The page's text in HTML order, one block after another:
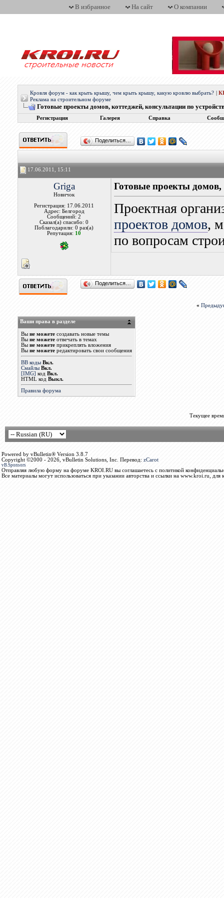
В избранное На сайт О компании
Кровля форум - как крыть крышу, чем крыть крышу, какую кровлю выбрать?
Реклама на строительном форуме
Готовые проекты домов, коттеджей, консультации по
Регистрация Галерея Справка
Поделиться…
17.06.2011, 15:11
Griga
Новичок
Регистрация: 17.06.2011
Адрес: Белгород
Сообщений: 2
Сказал(а) спасибо: 0
Поблагодарили: 0 раз(а)
Репутация: 10
Готовые проекты домов,
Проектная
проектов домов,
по вопросам
Поделиться…
«
Ваши права в разделе
Вы не можетесоздавать новые темы
Вы не можетеотвечать в темах
Вы не можетеприкреплять вложения
Вы не можетередактировать свои сообщения
BB коды Вкл.
Смайлы Вкл.
[IMG] код Вкл.
HTML код Выкл.
Правила форума
Текущее
Powered by vBulletin® Version 3.8.7
Copyright ©2000 - 2026, vBulletin Solutions, Inc. Перевод: zCarot
vB.Sponsors
Отправляя любую форму на форуме KROI.RU вы соглашаетесь с политикой
Все материалы могут использоваться при указании авторства и ссылки на www.kroi.ru, для